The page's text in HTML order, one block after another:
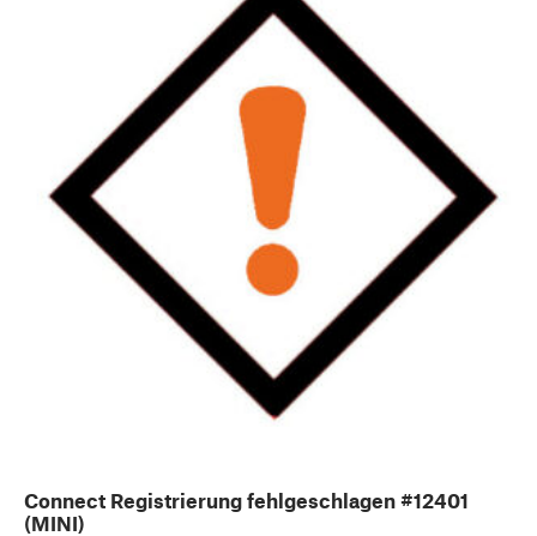
Connect Registrierung fehlgeschlagen #12401
(MINI)